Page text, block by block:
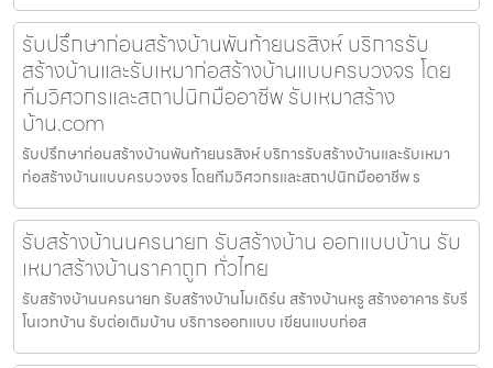
รับปรึกษาก่อนสร้างบ้านพันท้ายนรสิงห์ บริการรับ
สร้างบ้านและรับเหมาก่อสร้างบ้านแบบครบวงจร โดย
ทีมวิศวกรและสถาปนิกมืออาชีพ รับเหมาสร้าง
บ้าน.com
รับปรึกษาก่อนสร้างบ้านพันท้ายนรสิงห์ บริการรับสร้างบ้านและรับเหมา
ก่อสร้างบ้านแบบครบวงจร โดยทีมวิศวกรและสถาปนิกมืออาชีพ ร
รับสร้างบ้านนครนายก รับสร้างบ้าน ออกแบบบ้าน รับ
เหมาสร้างบ้านราคาถูก ทั่วไทย
รับสร้างบ้านนครนายก รับสร้างบ้านโมเดิร์น สร้างบ้านหรู สร้างอาคาร รับรี
โนเวทบ้าน รับต่อเติมบ้าน บริการออกแบบ เขียนแบบก่อส